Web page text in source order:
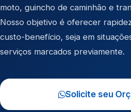
moto, guincho de caminhão e
Nosso objetivo é oferecer
custo-benefício, seja em
serviços marcados previamente.
Solicite seu